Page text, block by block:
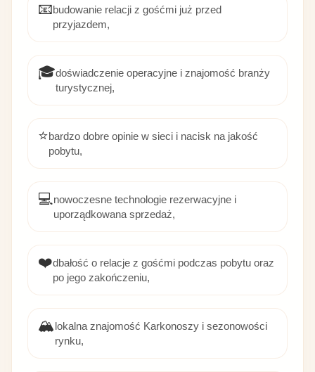
📧budowanie relacji z gośćmi już przed
przyjazdem,
🎓doświadczenie operacyjne i znajomość branży
turystycznej,
⭐bardzo dobre opinie w sieci i nacisk na jakość
pobytu,
💻nowoczesne technologie rezerwacyjne i
uporządkowana sprzedaż,
❤️dbałość o relacje z gośćmi podczas pobytu oraz
po jego zakończeniu,
🏔️ lokalna znajomość Karkonoszy i sezonowości
rynku,